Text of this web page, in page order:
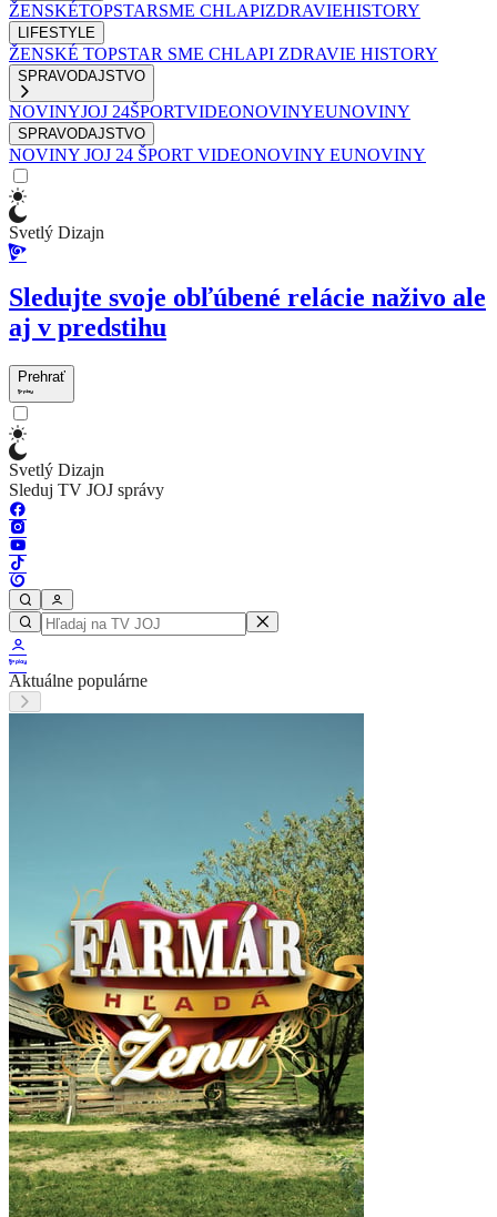
ŽENSKÉTOPSTARSME CHLAPIZDRAVIEHISTORY
LIFESTYLE
ŽENSKÉ TOPSTAR SME CHLAPI ZDRAVIE HISTORY
SPRAVODAJSTVO
NOVINYJOJ 24ŠPORTVIDEONOVINYEUNOVINY
SPRAVODAJSTVO
NOVINY JOJ 24 ŠPORT VIDEONOVINY EUNOVINY
Svetlý Dizajn
Sledujte svoje obľúbené relácie naživo ale
aj v predstihu
Prehrať
Svetlý Dizajn
Sleduj TV JOJ správy
Aktuálne populárne